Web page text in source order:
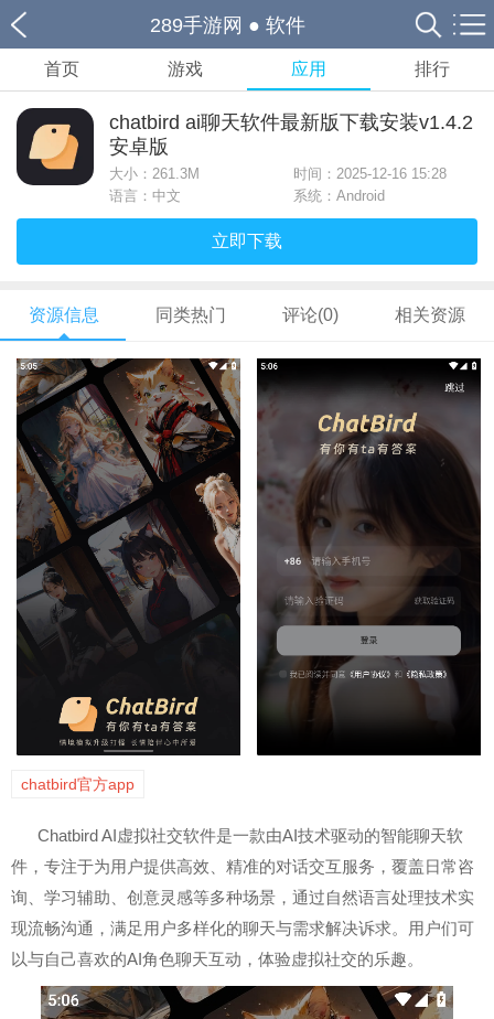
289手游网 ● 软件
首页 游戏 应用 排行
chatbird ai聊天软件最新版下载安装v1.4.2
安卓版
大小： 261.3M
时间：2025-12-16 15:28
语言：中文
系统：Android
立即下载
资源信息 同类热门 评论(0) 相关资源
chatbird官方app
Chatbird AI虚拟社交软件是一款由AI技术驱动的智能聊天软
件，专注于为用户提供高效、精准的对话交互服务，覆盖日常咨
询、学习辅助、创意灵感等多种场景，通过自然语言处理技术实
现流畅沟通，满足用户多样化的聊天与需求解决诉求。用户们可
以与自己喜欢的AI角色聊天互动，体验虚拟社交的乐趣。